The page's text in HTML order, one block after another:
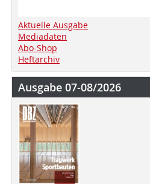
Aktuelle Ausgabe
Mediadaten
Abo-Shop
Heftarchiv
Ausgabe 07-08/2026